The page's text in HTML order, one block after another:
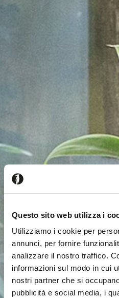
Questo sito web utilizza i
Utilizziamo i cookie per
annunci, per fornire
analizzare il nostro traffico.
informazioni sul modo in cui
nostri partner che si
pubblicità e social media, i